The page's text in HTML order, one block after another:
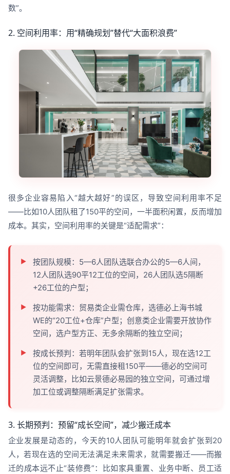
数”。
2. 空间利用率：用“精确规划”替代“大面积浪费”
很多企业容易陷入“越大越好”的误区，导致空间利用率不足
——比如10人团队租了150平的空间，一半面积闲置，反而增加
成本。其实，空间利用率的关键是“适配需求”：
按团队规模：5—6人团队选联合办公的5—6人间，
12人团队选90平12工位的空间，26人团队选5隔断
+26工位的户型；
按功能需求：贸易类企业需仓库，选德必上海书城
WE的“20工位+仓库”户型；创意类企业需要开放协作
空间，选户型方正、无多余隔断的独立空间；
按成长预判：若明年团队会扩张到15人，现在选12工
位的空间即可，无需直接租150平——德必的空间可
灵活调整，比如云景德必易园的独立空间，可通过增
加工位或调整隔断满足扩张需求。
3. 长期预判：预留“成长空间”，减少搬迁成本
企业发展是动态的，今天的10人团队可能明年就会扩张到20
人，若现在选的空间无法满足未来需求，就需要搬迁——而搬
迁的成本远不止“装修费”：比如家具重置、业务中断、员工适